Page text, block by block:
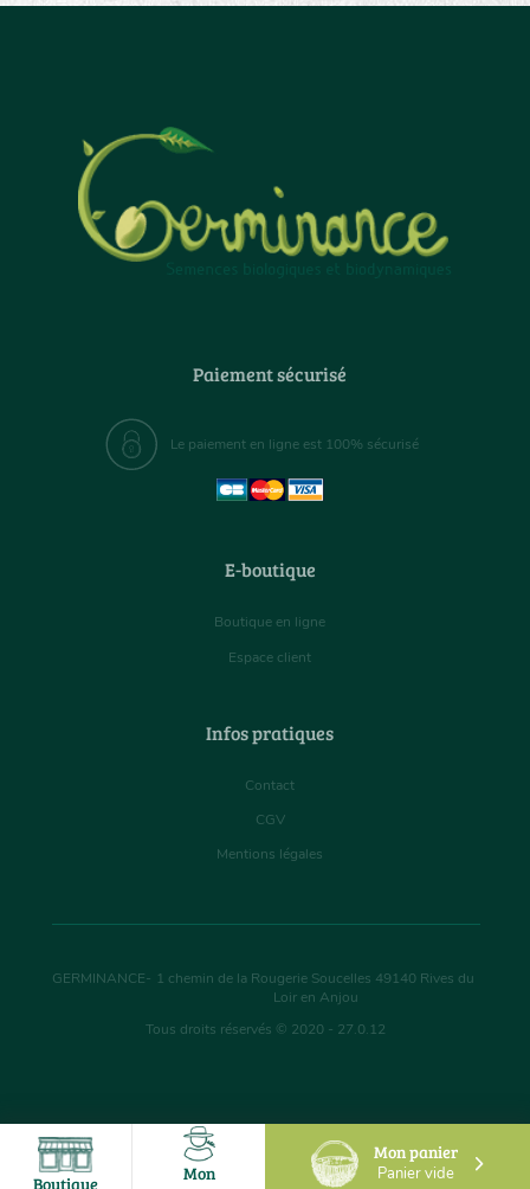
Boutique
Mon
Mon panier
Panier vide
Paiement sécurisé
Le paiement en ligne est 100% sécurisé
E-boutique
Boutique en ligne
Espace client
Infos pratiques
Contact
CGV
Mentions légales
GERMINANCE- 1 chemin de la Rougerie Soucelles 49140 Rives du
Loir en Anjou
Tous droits réservés © 2020 - 27.0.12